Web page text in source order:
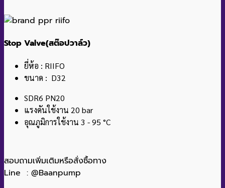
Stop Valve(สต๊อปวาล์ว)
ยี่ห้อ : RIIFO
ขนาด : D32
SDR6 PN20
แรงดันใช้งาน 20 bar
อุณภูมิการใช้งาน 3 - 95 °C
สอบถามเพิ่มเติมหรือสั่งซื้อทาง
Line : @Baanpump